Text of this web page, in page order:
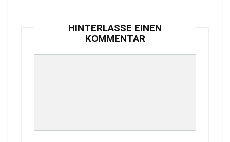
HINTERLASSE EINEN
KOMMENTAR